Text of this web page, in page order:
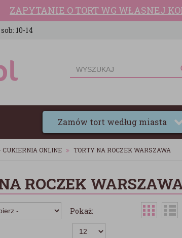
ZAPYTANIE O TORT WG WŁASNEJ
10-14
Zamów tort według miasta
ONLINE TORTY NA ROCZEK WARSZAWA
ROCZEK
Pokaż: